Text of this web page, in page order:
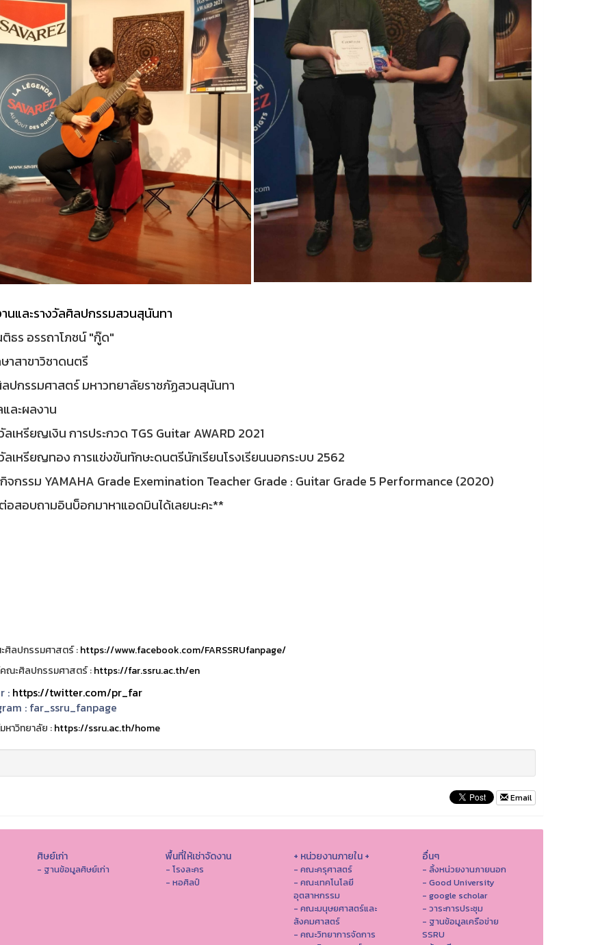
นและรางวัลศิลปกรรมสวนสุนันทา
ติธร อรรถาโภชน์ "กู๊ด"
าสาขาวิชาดนตรี
ปกรรมศาสตร์ มหาวทยาลัยราชภัฏสวนสุนันทา
ละผลงาน
ลเหรียญเงิน การประกวด TGS Guitar AWARD 2021
ลเหรียญทอง การแข่งขันทักษะดนตรีนักเรียนโรงเรียนนอกระบบ 2562
จกรรม YAMAHA Grade Exemination Teacher Grade : Guitar Grade 5 Performance (2020)
สอบถามอินบ็อกมาหาแอดมินได้เลยนะคะ**
ศิลปกรรมศาสตร์ :https://www.facebook.com/FARSSRUfanpage/
คณะศิลปกรรมศาสตร์ :https://far.ssru.ac.th/en
: https://twitter.com/pr_far
: far_ssru_fanpage
หาวิทยาลัย :https://ssru.ac.th/home
Email
ศิษย์เก่า
- ฐานข้อมูลศิษย์เก่า
พื้นที่ให้เช่าจัดงาน
- โรงละคร
- หอศิลป์
+ หน่วยงานภายใน +
- คณะครุศาสตร์
- คณะเทคโนโลยี
อุตสาหกรรม
- คณะมนุษยศาสตร์และ
สังคมศาสตร์
- คณะวิทยาการจัดการ
อื่นๆ
- ลิ้งหน่วยงานภายนอก
- Good University
- google scholar
- วาระการประชุม
- ฐานข้อมูลเครือข่าย
SSRU